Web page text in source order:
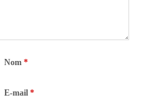
Nom*
E-mail*